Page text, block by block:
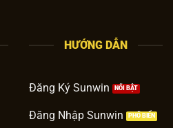
HƯỚNG DẪN
Đăng Ký Sunwin
Đăng Nhập Sunwin